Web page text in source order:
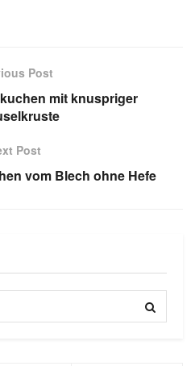
Post
mit knuspriger
Post
vom Blech ohne Hefe